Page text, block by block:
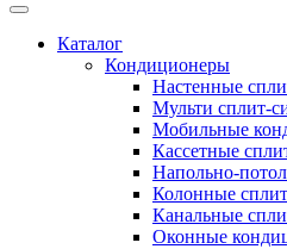
Каталог
Кондиционеры
Настенные
Мульти сплит-
Мобильные
Кассетные
Напольно-
Колонные
Канальные
Оконные